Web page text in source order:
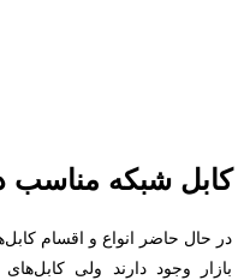
کابل‌ شبکه مناسب
در حال حاضر انواع و اقسام
بازار وجود دارند ولی